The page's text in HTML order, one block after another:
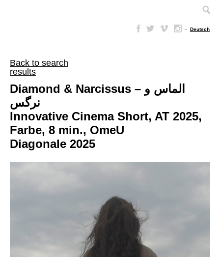
– Deutsch
Back to search
results
Diamond & Narcissus – الماس و
نرگس
Innovative Cinema Short, AT 2025,
Farbe, 8 min., OmeU
Diagonale 2025